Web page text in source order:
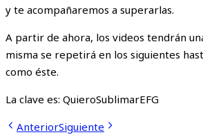
y te acompañaremos a superarlas.
A partir de ahora, los videos tendrán
misma se repetirá en los siguientes
como éste.
La clave es: QuieroSublimarEFG
AnteriorSiguiente